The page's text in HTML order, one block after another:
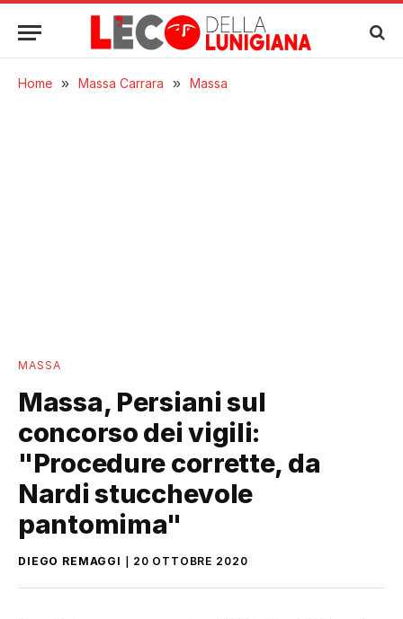
Home » Massa Carrara » Massa
MASSA
Massa, Persiani sul
concorso dei vigili:
"Procedure corrette, da
Nardi stucchevole
pantomima"
DIEGO REMAGGI 20 OTTOBRE 2020